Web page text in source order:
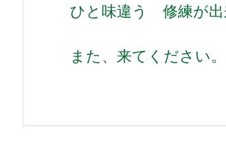
ひと味違う 修練が出
また、来てください。